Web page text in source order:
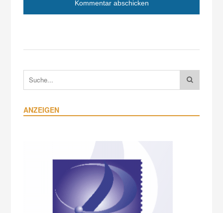
ANZEIGEN